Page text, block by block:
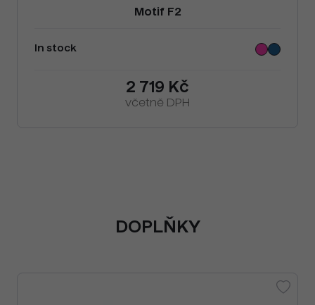
Motif F2
In stock
2 719 Kč
včetně DPH
DOPLŇKY